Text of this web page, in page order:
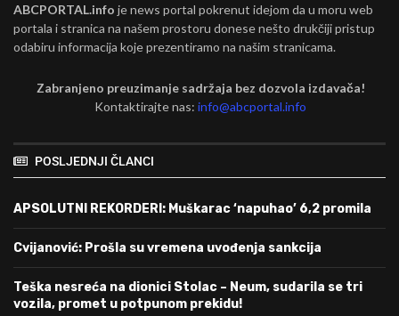
ABCPORTAL.info je news portal pokrenut idejom da u moru web
portala i stranica na našem prostoru donese nešto drukčiji pristup
odabiru informacija koje prezentiramo na našim stranicama.
Zabranjeno preuzimanje sadržaja bez dozvola izdavača!
Kontaktirajte nas:info@abcportal.info
POSLJEDNJI ČLANCI
APSOLUTNI REKORDERI: Muškarac ‘napuhao’ 6,2 promila
Cvijanović: Prošla su vremena uvođenja sankcija
Teška nesreća na dionici Stolac – Neum, sudarila se tri
vozila, promet u potpunom prekidu!